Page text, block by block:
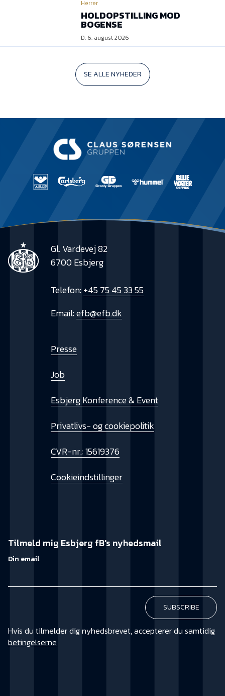
Herrer
HOLDOPSTILLING MOD
BOGENSE
D. 6. august 2026
SE ALLE NYHEDER
Gl. Vardevej 82
6700 Esbjerg
Telefon:+45 75 45 33 55
Email:efb@efb.dk
Presse
Job
Esbjerg Konference & Event
Privatlivs- og cookiepolitik
CVR-nr.: 15619376
Cookieindstillinger
Tilmeld mig Esbjerg fB's nyhedsmail
Din email
Hvis du tilmelder dig nyhedsbrevet, accepterer du samtidig
betingelserne